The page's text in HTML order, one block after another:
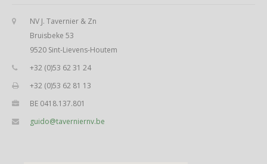
NV J. Tavernier & Zn
Bruisbeke 53
9520 Sint-Lievens-Houtem
+32 (0)53 62 31 24
+32 (0)53 62 81 13
BE 0418.137.801
guido@taverniernv.be